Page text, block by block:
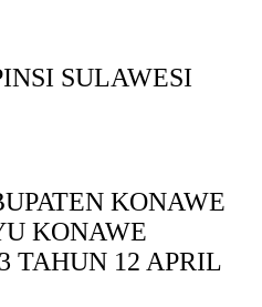
SULAWESI
KONAWE
KONAWE
TAHUN 12 APRIL